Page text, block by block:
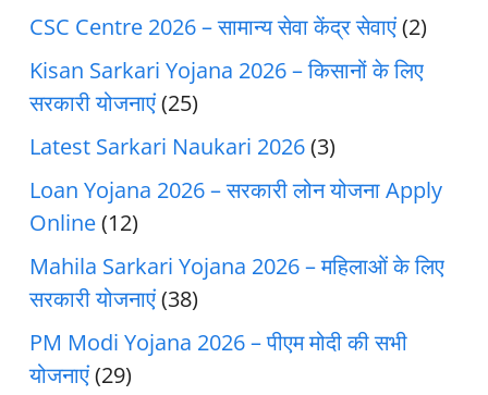
CSC Centre 2026 – सामान्य सेवा केंद्र सेवाएं(2)
Kisan Sarkari Yojana 2026 – किसानों के लिए
सरकारी योजनाएं(25)
Latest Sarkari Naukari 2026(3)
Loan Yojana 2026 – सरकारी लोन योजना Apply
Online(12)
Mahila Sarkari Yojana 2026 – महिलाओं के लिए
सरकारी योजनाएं(38)
PM Modi Yojana 2026 – पीएम मोदी की सभी
योजनाएं(29)